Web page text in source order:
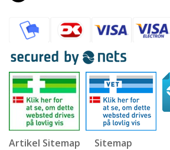
Artikel Sitemap Sitemap